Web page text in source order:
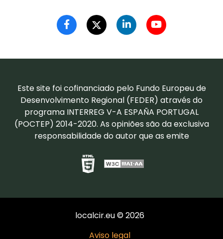
Este site foi cofinanciado pelo Fundo Europeu de
Desenvolvimento Regional (FEDER) através do
programa INTERREG V-A ESPAÑA PORTUGAL
(POCTEP) 2014-2020. As opiniões são da exclusiva
responsabilidade do autor que as emite
localcir.eu © 2026
Aviso legal